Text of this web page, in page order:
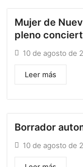
Mujer de
pleno
10 de agosto de
Leer más
Borrador
10 de agosto de